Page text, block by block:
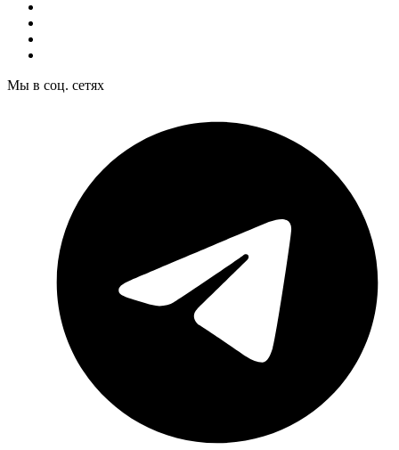
Мы в соц. сетях